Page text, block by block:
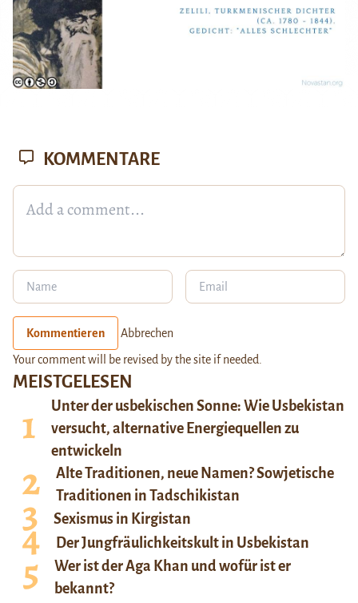
MEISTGELESEN
Unter der usbekischen Sonne: Wie Usbekistan
versucht, alternative Energiequellen zu
entwickeln
Alte Traditionen, neue Namen? Sowjetische
Traditionen in Tadschikistan
Sexismus in Kirgistan
Der Jungfräulichkeitskult in Usbekistan
Wer ist der Aga Khan und wofür ist er
bekannt?
KOMMENTARE
Kommentieren Abbrechen
Your comment will be revised by the site if needed.